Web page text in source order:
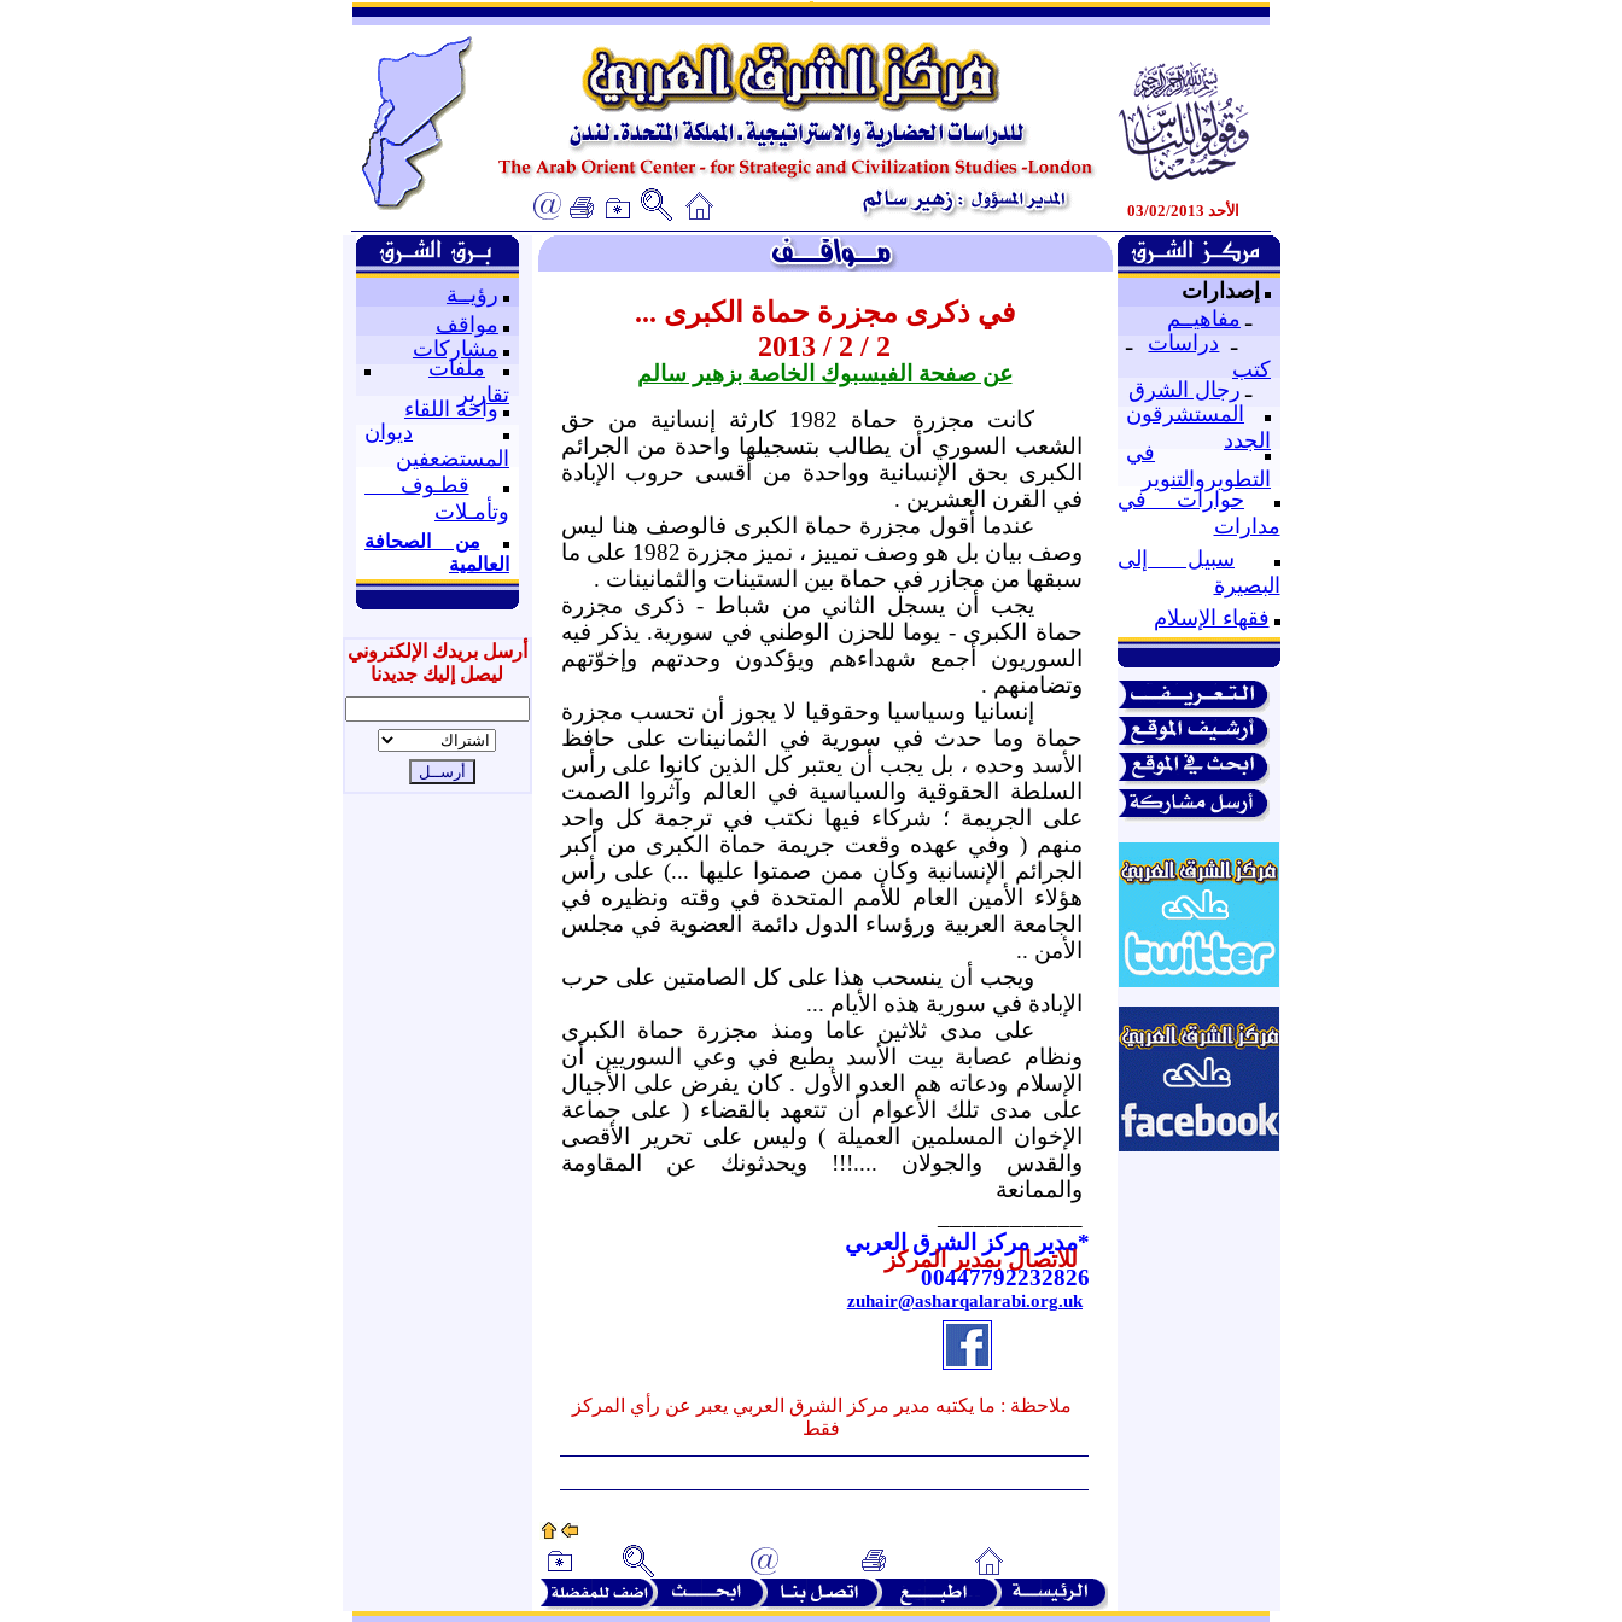
ـ
ـ
الأحد 03/02/2013
رؤيــة
مواقف
مشاركات
ملفات
تقارير
واحة اللقاء
ديوان
المستضعفين
قطـوف
وتأمـلات
من الصحافة
العالمية
أرسل بريدك الإلكتروني
ليصل إليك جديدنا
إصدارات
ـ مفاهيــم
ـ دراسات
ـ
كتب
ـ رجال الشرق
المستشرقون
الجدد
في
التطويروالتنوير
حوارات في
مدارات
سبيل إلى
البصيرة
فقهاء الإسلام
في ذكرى مجزرة حماة الكبرى ...
2 / 2 / 2013
عن صفحة الفيسبوك الخاصة بزهير سالم
كانت مجزرة حماة 1982 كارثة إنسانية من حق
الشعب السوري أن يطالب بتسجيلها واحدة من الجرائم
الكبرى بحق الإنسانية وواحدة من أقسى حروب الإبادة
في القرن العشرين .
عندما أقول مجزرة حماة الكبرى فالوصف هنا ليس
وصف بيان بل هو وصف تمييز ، نميز مجزرة 1982 على ما
سبقها من مجازر في حماة بين الستينات والثمانينات .
يجب أن يسجل الثاني من شباط - ذكرى مجزرة
حماة الكبرى - يوما للحزن الوطني في سورية. يذكر فيه
السوريون أجمع شهداءهم ويؤكدون وحدتهم وإخوّتهم
وتضامنهم .
إنسانيا وسياسيا وحقوقيا لا يجوز أن تحسب مجزرة
حماة وما حدث في سورية في الثمانينات على حافظ
الأسد وحده ، بل يجب أن يعتبر كل الذين كانوا على رأس
السلطة الحقوقية والسياسية في العالم وآثروا الصمت
على الجريمة ؛ شركاء فيها نكتب في ترجمة كل واحد
منهم ( وفي عهده وقعت جريمة حماة الكبرى من أكبر
الجرائم الإنسانية وكان ممن صمتوا عليها ...) على رأس
هؤلاء الأمين العام للأمم المتحدة في وقته ونظيره في
الجامعة العربية ورؤساء الدول دائمة العضوية في مجلس
الأمن ..
ويجب أن ينسحب هذا على كل الصامتين على حرب
الإبادة في سورية هذه الأيام ...
على مدى ثلاثين عاما ومنذ مجزرة حماة الكبرى
ونظام عصابة بيت الأسد يطبع في وعي السوريين أن
الإسلام ودعاته هم العدو الأول . كان يفرض على الأجيال
على مدى تلك الأعوام أن تتعهد بالقضاء ( على جماعة
الإخوان المسلمين العميلة ) وليس على تحرير الأقصى
والقدس والجولان ....!!! ويحدثونك عن المقاومة
والممانعة
*مدير مركز الشرق العربي
للاتصال بمدير المركز
00447792232826
zuhair@asharqalarabi.org.uk
ملاحظة : ما يكتبه مدير مركز الشرق العربي يعبر عن رأي المركز
فقط
ـ
ـ